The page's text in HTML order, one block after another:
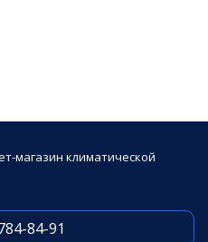
магазин климатической
84-91